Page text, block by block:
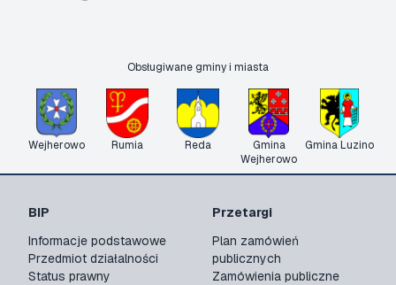
Obsługiwane gminy i miasta
Wejherowo Rumia Reda
Gmina
Wejherowo
Gmina Luzino
BIP
Informacje podstawowe
Przedmiot działalności
Status prawny
Przetargi
Plan zamówień
publicznych
Zamówienia publiczne